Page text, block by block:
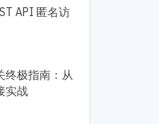
API 匿名访
终极指南：从
实战